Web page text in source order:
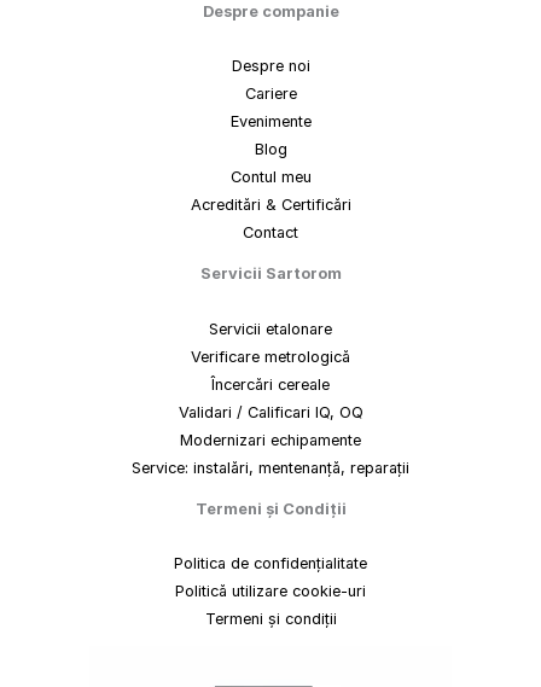
Despre companie
Despre noi
Cariere
Evenimente
Blog
Contul meu
Acreditări & Certificări
Contact
Servicii Sartorom
Servicii etalonare
Verificare metrologică
Încercări cereale
Validari / Calificari IQ, OQ
Modernizari echipamente
Service: instalări, mentenanță, reparații
Termeni și Condiții
Politica de confidențialitate
Politică utilizare cookie-uri
Termeni și condiții